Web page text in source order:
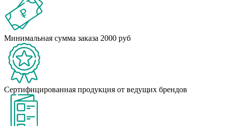
Минимальная сумма заказа 2000 руб
Сертифицированная продукция от ведущих брендов